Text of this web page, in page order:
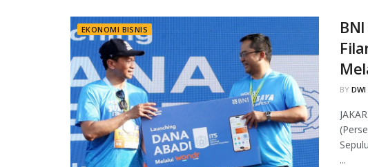
EKONOMI BISNIS
BY DWI
...